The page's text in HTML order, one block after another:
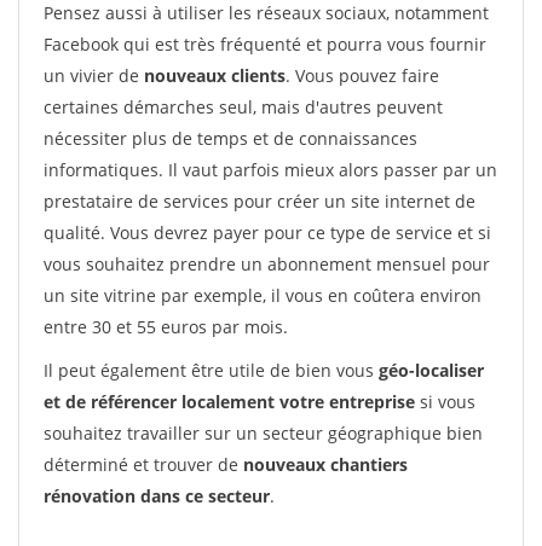
Pensez aussi à utiliser les réseaux sociaux, notamment
Facebook qui est très fréquenté et pourra vous fournir
un vivier de nouveaux clients. Vous pouvez faire
certaines démarches seul, mais d'autres peuvent
nécessiter plus de temps et de connaissances
informatiques. Il vaut parfois mieux alors passer par un
prestataire de services pour créer un site internet de
qualité. Vous devrez payer pour ce type de service et si
vous souhaitez prendre un abonnement mensuel pour
un site vitrine par exemple, il vous en coûtera environ
entre 30 et 55 euros par mois.
Il peut également être utile de bien vous géo-localiser
et de référencer localement votre entreprise si vous
souhaitez travailler sur un secteur géographique bien
déterminé et trouver de nouveaux chantiers
rénovation dans ce secteur.